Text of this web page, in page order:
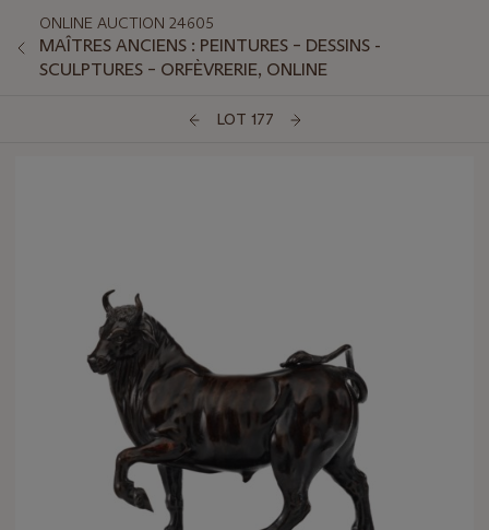
ONLINE AUCTION 24605
MAÎTRES ANCIENS : PEINTURES – DESSINS -
SCULPTURES – ORFÈVRERIE, ONLINE
LOT 177